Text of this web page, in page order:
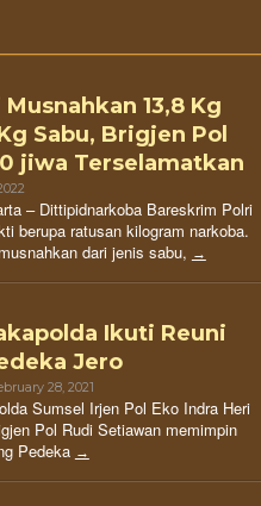
13,8 Kg
Sabu, Brigjen Pol
jiwa Terselamatkan
– Dittipidnarkoba Bareskrim Polri
berupa ratusan kilogram narkoba.
dari jenis sabu,
Ikuti Reuni
Jero
28, 2021
Sumsel Irjen Pol Eko Indra Heri
Pol Rudi Setiawan memimpin
Pedeka